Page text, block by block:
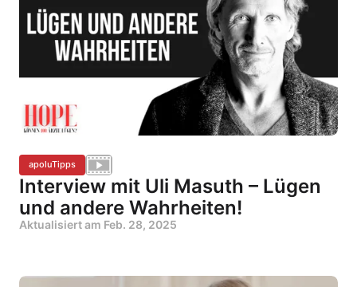
apoluTipps
Interview mit Uli Masuth – Lügen
und andere Wahrheiten!
Aktualisiert am Feb. 28, 2025